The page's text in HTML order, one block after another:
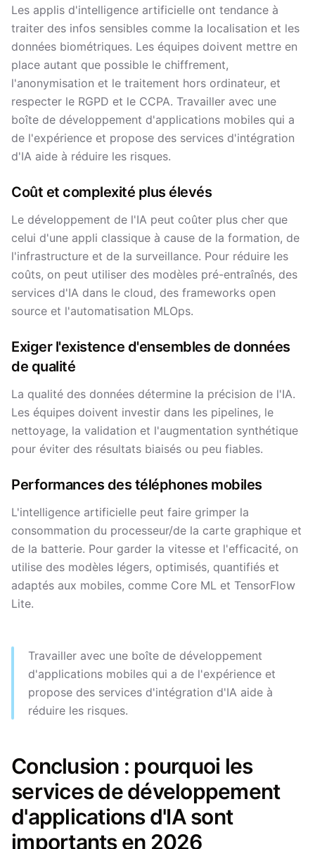
Les applis d'intelligence artificielle ont tendance à
traiter des infos sensibles comme la localisation et les
données biométriques. Les équipes doivent mettre en
place autant que possible le chiffrement,
l'anonymisation et le traitement hors ordinateur, et
respecter le RGPD et le CCPA. Travailler avec une
boîte de développement d'applications mobiles qui a
de l'expérience et propose des services d'intégration
d'IA aide à réduire les risques.
Coût et complexité plus élevés
Le développement de l'IA peut coûter plus cher que
celui d'une appli classique à cause de la formation, de
l'infrastructure et de la surveillance. Pour réduire les
coûts, on peut utiliser des modèles pré-entraînés, des
services d'IA dans le cloud, des frameworks open
source et l'automatisation MLOps.
Exiger l'existence d'ensembles de données
de qualité
La qualité des données détermine la précision de l'IA.
Les équipes doivent investir dans les pipelines, le
nettoyage, la validation et l'augmentation synthétique
pour éviter des résultats biaisés ou peu fiables.
Performances des téléphones mobiles
L'intelligence artificielle peut faire grimper la
consommation du processeur/de la carte graphique et
de la batterie. Pour garder la vitesse et l'efficacité, on
utilise des modèles légers, optimisés, quantifiés et
adaptés aux mobiles, comme Core ML et TensorFlow
Lite.
Travailler avec une boîte de développement
d'applications mobiles qui a de l'expérience et
propose des services d'intégration d'IA aide à
réduire les risques.
Conclusion : pourquoi les
services de développement
d'applications d'IA sont
importants en 2026